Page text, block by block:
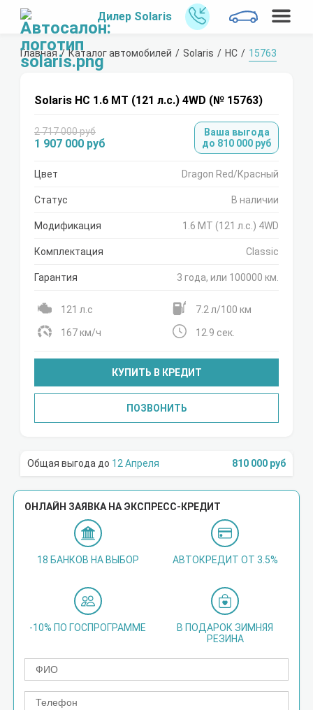
Дилер Solaris
Главная Каталог автомобилей Solaris HC 15763
Solaris HC 1.6 MT (121 л.с.) 4WD (№ 15763)
2 717 000 руб
1 907 000 руб
Ваша выгода
до 810 000 руб
Цвет Dragon Red/Красный
Статус В наличии
Модификация 1.6 MT (121 л.с.) 4WD
Комплектация Classic
Гарантия 3 года, или 100000 км.
121 л.с 7.2 л/100 км
167 км/ч 12.9 сек.
КУПИТЬ В КРЕДИТ
ПОЗВОНИТЬ
12 Апреля 810 000 руб
ОНЛАЙН ЗАЯВКА НА ЭКСПРЕСС-КРЕДИТ
18 БАНКОВ НА ВЫБОР АВТОКРЕДИТ ОТ 3.5%
-10% ПО ГОСПРОГРАММЕ
В ПОДАРОК ЗИМНЯЯ
РЕЗИНА